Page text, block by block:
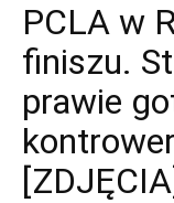
PCLA w
finiszu.
prawie